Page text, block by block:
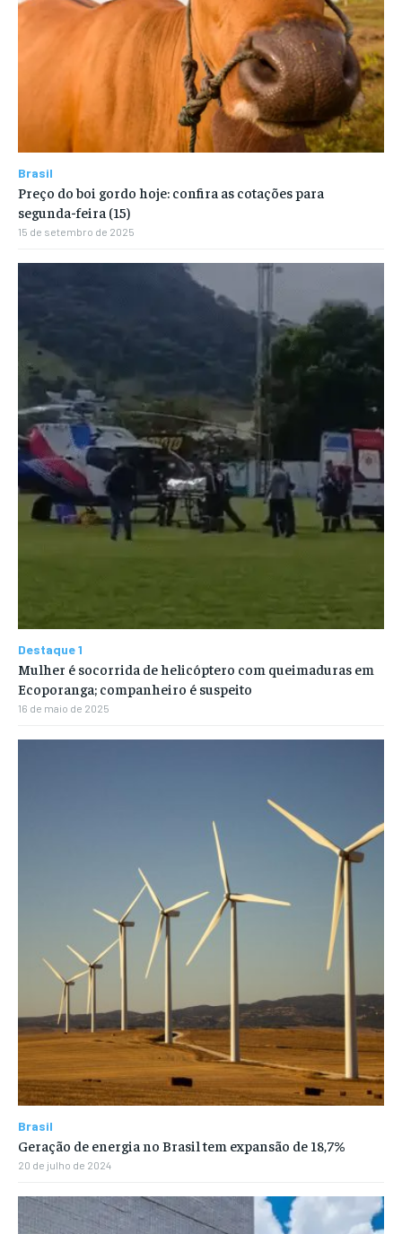
Brasil
Preço do boi gordo hoje: confira as cotações para
segunda-feira (15)
15 de setembro de 2025
Destaque 1
Mulher é socorrida de helicóptero com queimaduras em
Ecoporanga; companheiro é suspeito
16 de maio de 2025
Brasil
Geração de energia no Brasil tem expansão de 18,7%
20 de julho de 2024